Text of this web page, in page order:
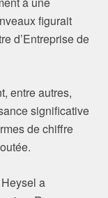
figurait
d’Entreprise de
entre autres,
significative
de chiffre
a